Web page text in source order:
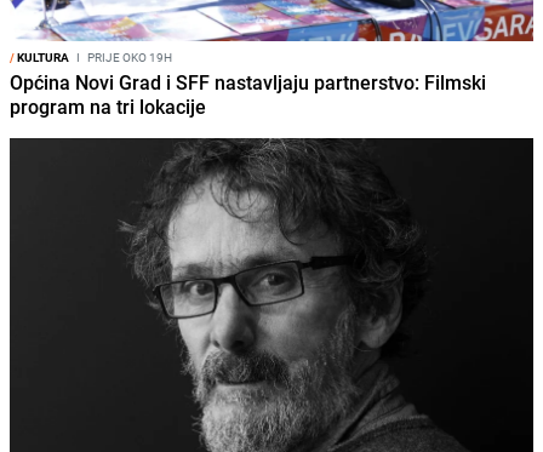
/KULTURA I PRIJE OKO 19H
Općina Novi Grad i SFF nastavljaju partnerstvo: Filmski
program na tri lokacije